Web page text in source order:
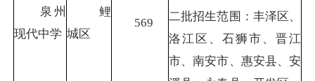
泉州
现代中学
鲤
城区
569
二批招生范围：丰泽区、
洛江区、石狮市、晋江
市、南安市、惠安县、安